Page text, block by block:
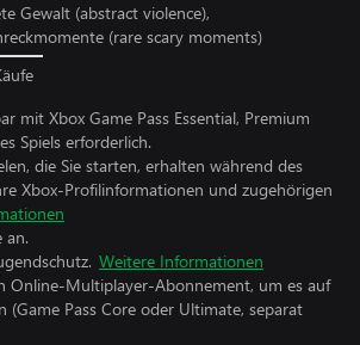
Gewalt (abstract violence),
(rare scary moments)
mit Xbox Game Pass Essential, Premium
Spiels erforderlich.
die Sie starten, erhalten während des
Xbox-Profilinformationen und zugehörigen
an.
Weitere Informationen
Online-Multiplayer-Abonnement, um es auf
(Game Pass Core oder Ultimate, separat